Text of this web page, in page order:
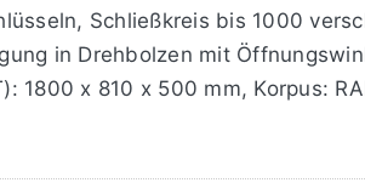
Schließkreis bis 1000
in Drehbolzen mit
1800 x 810 x 500 mm, Korpus: